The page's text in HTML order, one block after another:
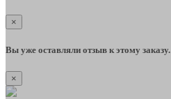
×
Вы уже оставляли отзыв к этому заказу.
×